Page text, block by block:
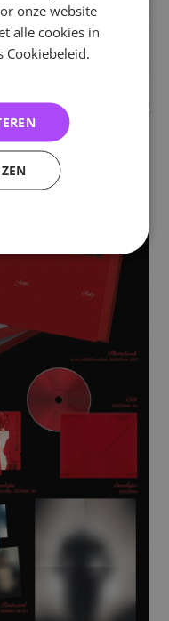
onze website
alle cookies in
Cookiebeleid.